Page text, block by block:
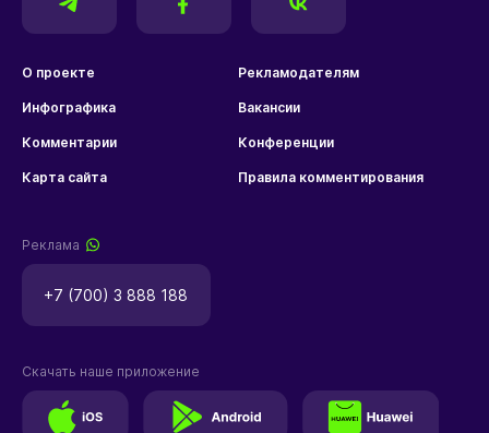
О проекте Рекламодателям
Инфографика Вакансии
Комментарии Конференции
Карта сайта Правила комментирования
Реклама
+7 (700) 3 888 188
Скачать наше приложение